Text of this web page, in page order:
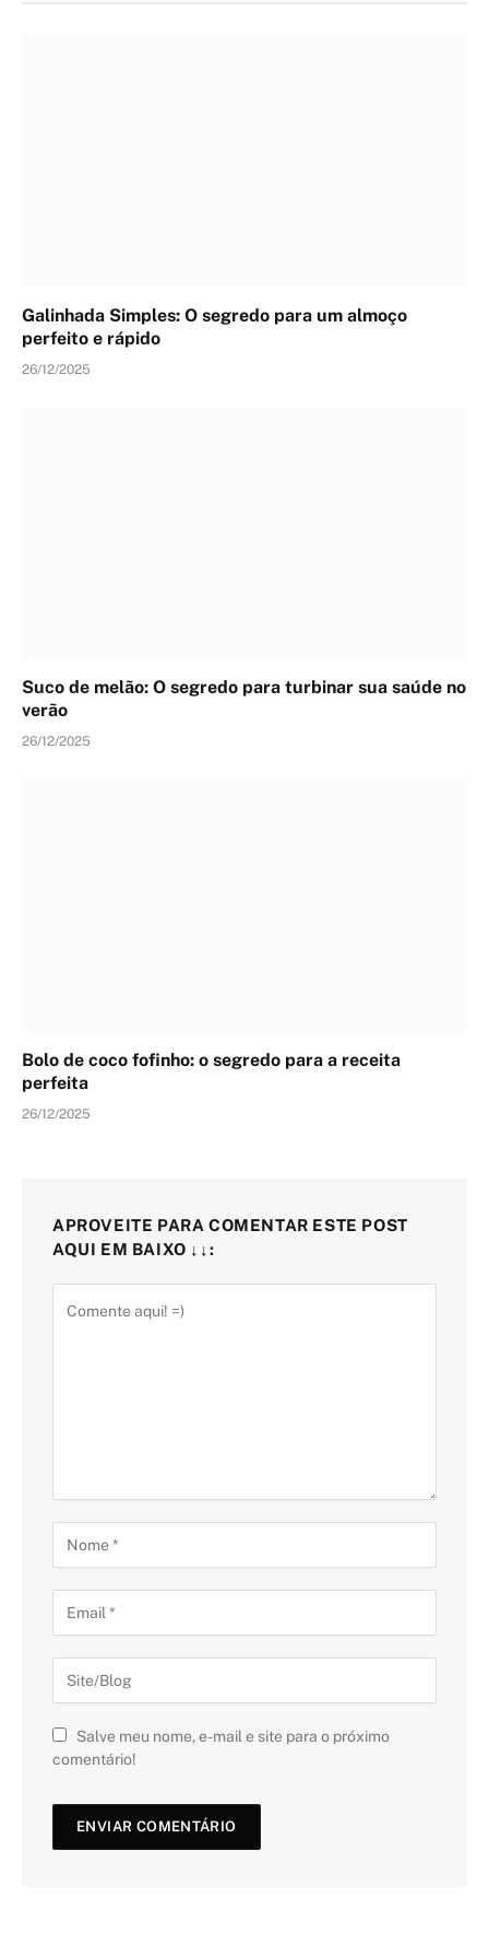
Galinhada Simples: O segredo para um almoço
perfeito e rápido
26/12/2025
Suco de melão: O segredo para turbinar sua saúde no
verão
26/12/2025
Bolo de coco fofinho: o segredo para a receita
perfeita
26/12/2025
APROVEITE PARA COMENTAR ESTE POST
AQUI EM BAIXO ↓↓:
Salve meu nome, e-mail e site para o próximo
comentário!